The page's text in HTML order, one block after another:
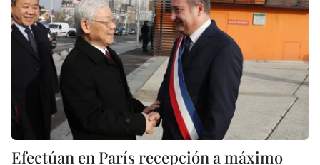
Efectúan en París recepción a máximo